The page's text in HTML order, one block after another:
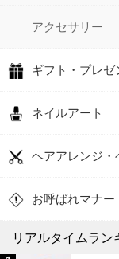
アクセサリー
ギフト・プレ
ネイルアート
ヘアアレンジ・
お呼ばれマナー
リアルタイムラン